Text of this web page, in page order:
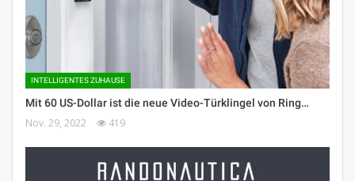
INTELLIGENTES ZUHAUSE
Mit 60 US-Dollar ist die neue Video-Türklingel von Ring…
Nov. 29, 2022 419